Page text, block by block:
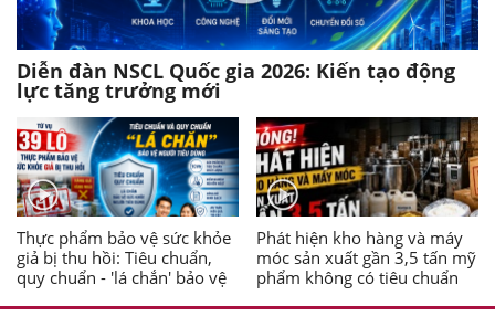
Diễn đàn NSCL Quốc gia 2026: Kiến tạo động
lực tăng trưởng mới
Thực phẩm bảo vệ sức khỏe
giả bị thu hồi: Tiêu chuẩn,
quy chuẩn - 'lá chắn' bảo vệ
Phát hiện kho hàng và máy
móc sản xuất gần 3,5 tấn mỹ
phẩm không có tiêu chuẩn